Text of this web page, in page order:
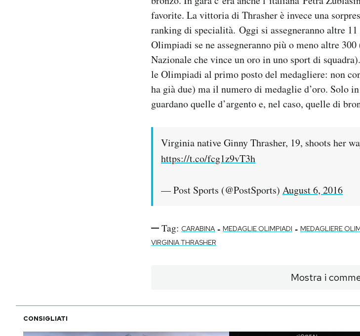
favorite. La vittoria di Thrasher è invece una
ranking di specialità. Oggi si assegneranno altre
Olimpiadi se ne assegneranno più o meno altre
Nazionale che vince un oro in uno sport di
le Olimpiadi al primo posto del medagliere: non
ha già due) ma il numero di medaglie d’oro. Solo
guardano quelle d’argento e, nel caso, quelle di
Virginia native Ginny Thrasher, 19, shoots her
https://t.co/fcg1z9vT3h
— Post Sports (@PostSports) August 6, 2016
Tag: CARABINA - MEDAGLIE OLIMPIADI - MEDAGLIERE
VIRGINIA THRASHER
Mostra i
CONSIGLIATI